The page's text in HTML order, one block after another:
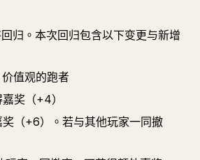
归。本次回归包含以下变更与新增
值观的跑者
奖（+4）
（+6）。若与其他玩家一同撤